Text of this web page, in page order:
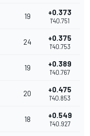
19 +0.373
1'40.751
24 +0.375
1'40.753
19 +0.389
1'40.767
20 +0.475
1'40.853
18 +0.549
1'40.927